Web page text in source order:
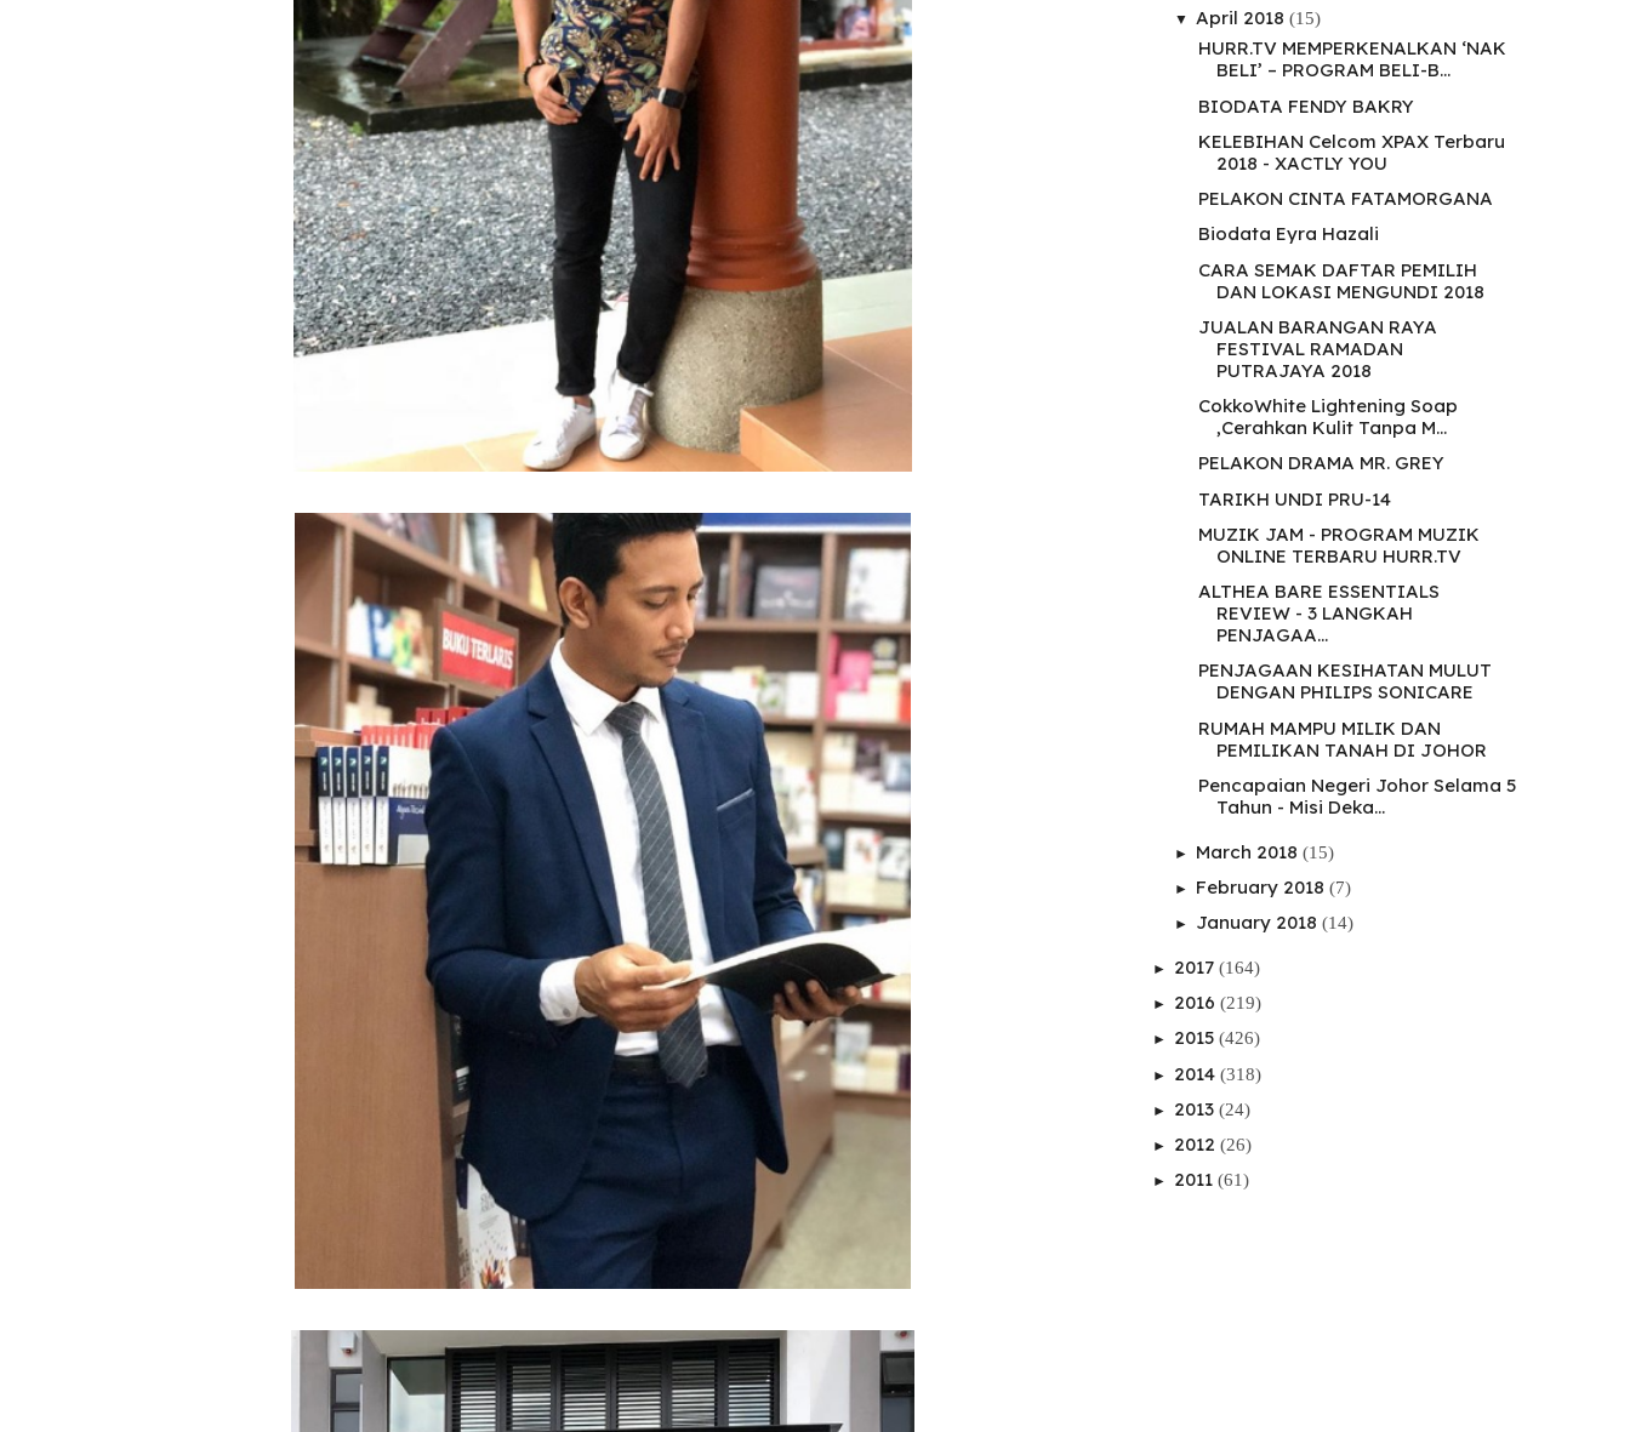
▼ April 2018 (15)
HURR.TV MEMPERKENALKAN ‘NAK
BELI’ – PROGRAM BELI-B...
BIODATA FENDY BAKRY
KELEBIHAN Celcom XPAX Terbaru
2018 - XACTLY YOU
PELAKON CINTA FATAMORGANA
Biodata Eyra Hazali
CARA SEMAK DAFTAR PEMILIH
DAN LOKASI MENGUNDI 2018
JUALAN BARANGAN RAYA
FESTIVAL RAMADAN
PUTRAJAYA 2018
CokkoWhite Lightening Soap
,Cerahkan Kulit Tanpa M...
PELAKON DRAMA MR. GREY
TARIKH UNDI PRU-14
MUZIK JAM - PROGRAM MUZIK
ONLINE TERBARU HURR.TV
ALTHEA BARE ESSENTIALS
REVIEW - 3 LANGKAH
PENJAGAA...
PENJAGAAN KESIHATAN MULUT
DENGAN PHILIPS SONICARE
RUMAH MAMPU MILIK DAN
PEMILIKAN TANAH DI JOHOR
Pencapaian Negeri Johor Selama 5
Tahun - Misi Deka...
► March 2018 (15)
► February 2018 (7)
► January 2018 (14)
► 2017 (164)
► 2016 (219)
► 2015 (426)
► 2014 (318)
► 2013 (24)
► 2012 (26)
► 2011 (61)